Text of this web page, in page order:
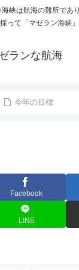
峡は航海の難所であ
って「マゼラン海峡」
ランな航海
今年の目標
Facebook
LINE